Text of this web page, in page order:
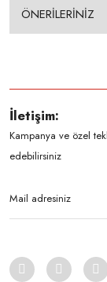
ÖNERİLERİNİZ
İletişim:
Kampanya ve özel
edebilirsiniz